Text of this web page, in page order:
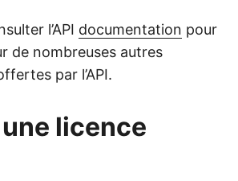
l’API documentation pour
de nombreuses autres
par l’API.
licence